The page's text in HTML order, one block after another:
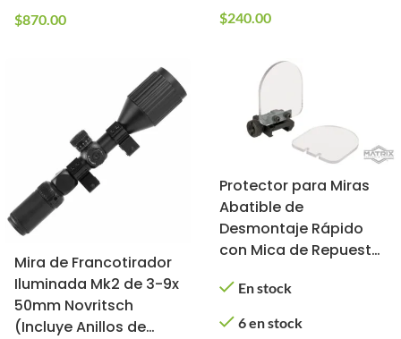
$870.00 $240.00
Mira de Francotirador
Iluminada Mk2 de 3-9x
50mm Novritsch
(Incluye Anillos de
Protector para Miras
Abatible de
Desmontaje Rápido
con Mica de Repuesto
En stock
6 en stock